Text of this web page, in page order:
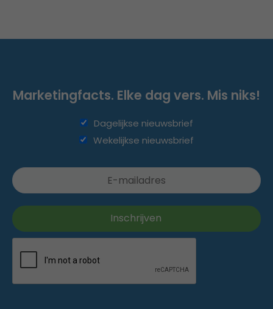
Marketingfacts. Elke dag vers. Mis niks!
Dagelijkse nieuwsbrief
Wekelijkse nieuwsbrief